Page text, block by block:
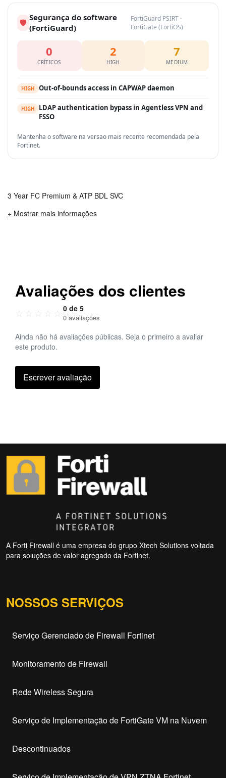
🛡 Segurança do software
(FortiGuard)
FortiGuard PSIRT ·
FortiGate (FortiOS)
0
CRÍTICOS
2
HIGH
7
MEDIUM
HIGH Out-of-bounds access in CAPWAP daemon
HIGH
LDAP authentication bypass in Agentless VPN and
FSSO
Mantenha o software na versao mais recente recomendada pela
Fortinet.
3 Year FC Premium & ATP BDL SVC
+ Mostrar mais informações
Avaliações dos clientes
☆ ☆ ☆ ☆ ☆ 0 de 5
0 avaliações
Ainda não há avaliações públicas. Seja o primeiro a avaliar
este produto.
Escrever avaliação
A Forti Firewall é uma empresa do grupo Xtech Solutions voltada
para soluções de valor agregado da Fortinet.
NOSSOS SERVIÇOS
Serviço Gerenciado de Firewall Fortinet
Monitoramento de Firewall
Rede Wireless Segura
Serviço de Implementação de FortiGate VM na Nuvem
Descontinuados